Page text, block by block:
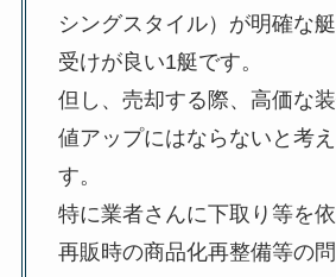
シングスタイル）が明確な
受けが良い1艇です。
但し、売却する際、高価な
値アップにはならないと考
す。
特に業者さんに下取り等を依
再販時の商品化再整備等の